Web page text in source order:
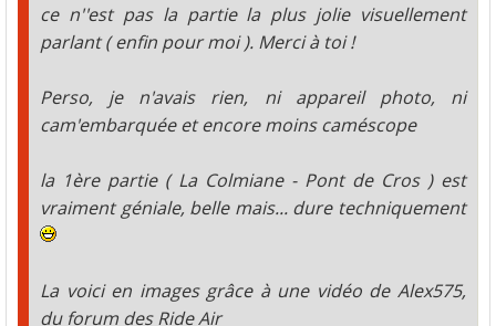
ce n''est pas la partie la plus jolie visuellement
parlant ( enfin pour moi ). Merci à toi !
Perso, je n'avais rien, ni appareil photo, ni
cam'embarquée et encore moins caméscope
la 1ère partie ( La Colmiane - Pont de Cros ) est
vraiment géniale, belle mais... dure techniquement
La voici en images grâce à une vidéo de Alex575,
du forum des Ride Air